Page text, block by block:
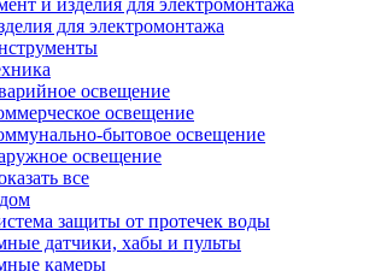
и изделия для электромонтажа
для электромонтажа
освещение
освещение
бытовое освещение
освещение
все
защиты от протечек воды
датчики, хабы и пульты
камеры